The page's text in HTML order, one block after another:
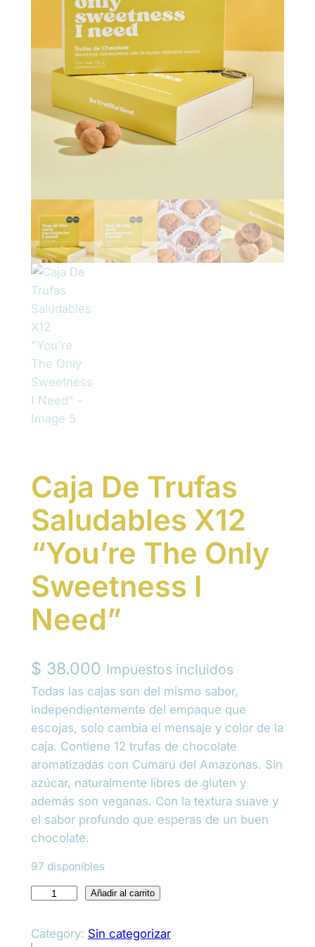
Caja De Trufas
Saludables X12
“You’re The Only
Sweetness I
Need”
$ 38.000 Impuestos incluidos
Todas las cajas son del mismo sabor,
independientemente del empaque que
escojas, solo cambia el mensaje y color de la
caja. Contiene 12 trufas de chocolate
aromatizadas con Cumarú del Amazonas. Sin
azúcar, naturalmente libres de gluten y
además son veganas. Con la textura suave y
el sabor profundo que esperas de un buen
chocolate.
97 disponibles
j
Añadir al carrito
Category: Sin categorizar